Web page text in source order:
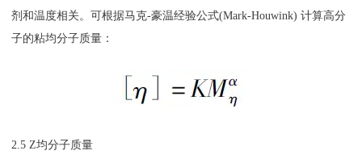
剂和温度相关。可根据马克-豪温经验公式(Mark-Houwink) 计算高分
子的粘均分子质量：
2.5 Z均分子质量